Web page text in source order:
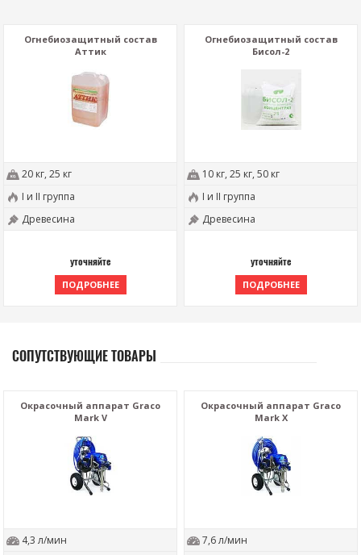
Огнебиозащитный состав
Аттик
20 кг, 25 кг
I и II группа
Древесина
уточняйте
ПОДРОБНЕЕ
Огнебиозащитный состав
Бисол-2
10 кг, 25 кг, 50 кг
I и II группа
Древесина
уточняйте
ПОДРОБНЕЕ
СОПУТСТВУЮЩИЕ ТОВАРЫ
Окрасочный аппарат Graco
Mark V
4,3 л/мин
Окрасочный аппарат Graco
Mark X
7,6 л/мин